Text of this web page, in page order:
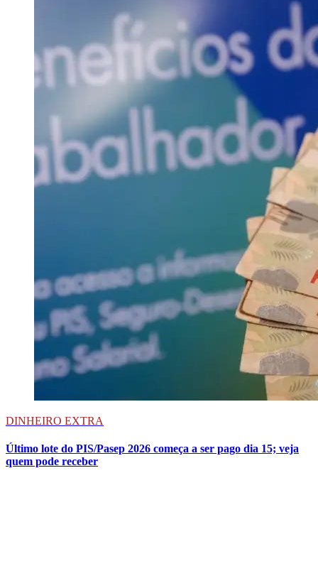
DINHEIRO EXTRA
Último lote do PIS/Pasep 2026 começa a ser pago dia 15; veja
quem pode receber